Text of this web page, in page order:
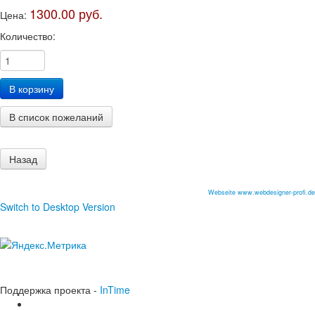
Цена: 1300.00 руб.
Количество:
Webseite www.webdesigner-profi.de
Switch to Desktop Version
Поддержка проекта - InTime